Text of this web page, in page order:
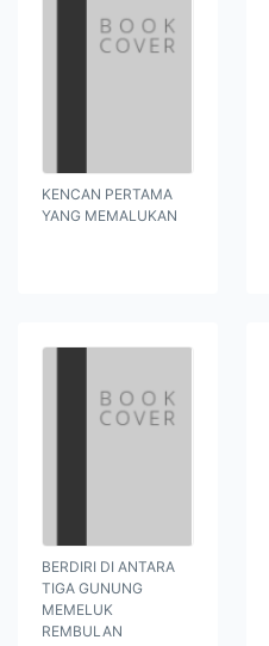
KENCAN PERTAMA
YANG MEMALUKAN
BERDIRI DI ANTARA
TIGA GUNUNG
MEMELUK
REMBULAN